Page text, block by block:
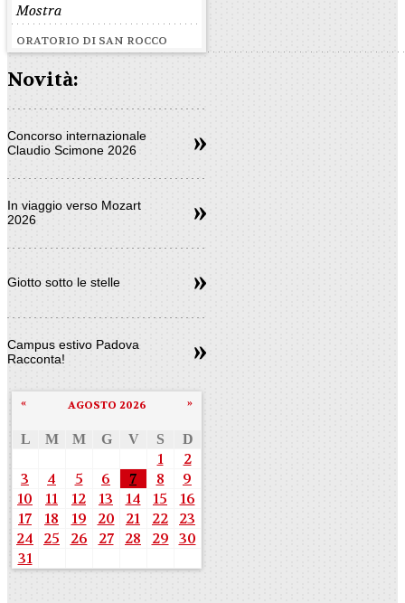
Mostra
ORATORIO DI SAN ROCCO
Novità:
Concorso internazionale
Claudio Scimone 2026
In viaggio verso Mozart
2026
Giotto sotto le stelle
Campus estivo Padova
Racconta!
AGOSTO 2026
« »
L M M G V S D
1
2
3
4 5 6 7 8
9
10
11 12 13 14 15
16
17
18 19 20 21 22
23
24
25 26 27 28 29 30
31